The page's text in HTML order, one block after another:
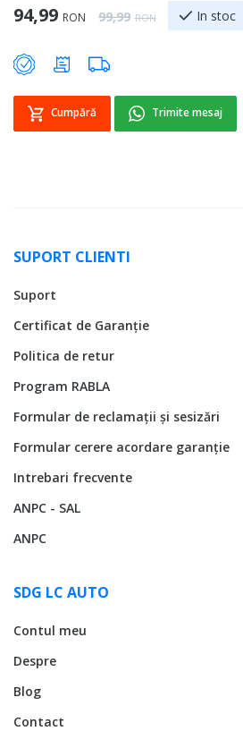
Special Price
94,99 RON Regular Price
99,99 RON In stoc
Cumpără Trimite mesaj
SUPORT CLIENTI
Suport
Certificat de Garanție
Politica de retur
Program RABLA
Formular de reclamații și sesizări
Formular cerere acordare garanție
Intrebari frecvente
ANPC - SAL
ANPC
SDG LC AUTO
Contul meu
Despre
Blog
Contact